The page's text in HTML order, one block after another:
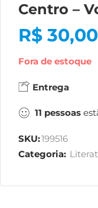
Centro –
R$ 30,00
Fora de estoque
Entrega
11 pessoas
SKU:199516
Categoria: